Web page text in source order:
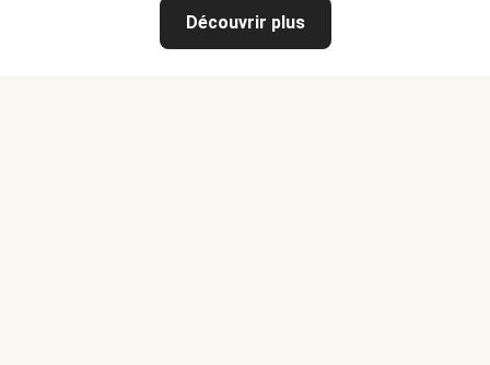
Découvrir plus